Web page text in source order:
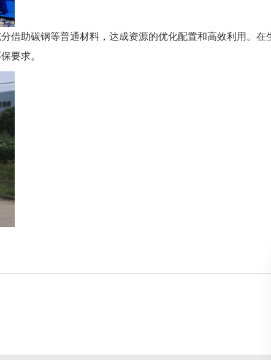
借助碳钢等普通材料，达成资源的优化配置和高效利用。在
要求。